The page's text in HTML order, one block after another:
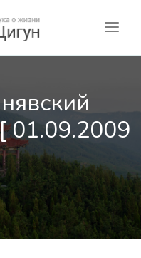
01.09.2009